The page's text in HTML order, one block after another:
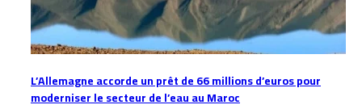
L’Allemagne accorde un prêt de 66 millions d’euros pour
moderniser le secteur de l’eau au Maroc